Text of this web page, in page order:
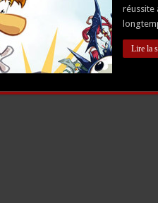
réussite
Lire la